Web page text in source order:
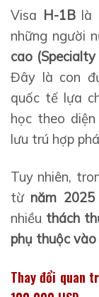
Visa H-1Blà
những người
cao
Đây là con
quốc tế lựa
học theo diện
lưu trú hợp
Tuy nhiên,
từ năm 2025
nhiều thách
phụ thuộc
Thay đổi quan